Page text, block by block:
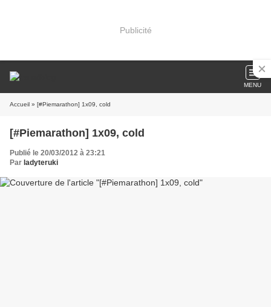
Publicité
MENU
Accueil » [#Piemarathon] 1x09, cold
[#Piemarathon] 1x09, cold
Publié le 20/03/2012 à 23:21
Par ladyteruki